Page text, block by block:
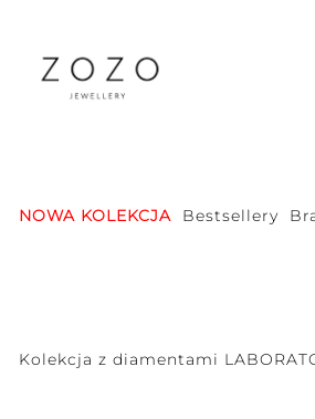
NOWA KOLEKCJA Bestsellery
Kolekcja z diamentami